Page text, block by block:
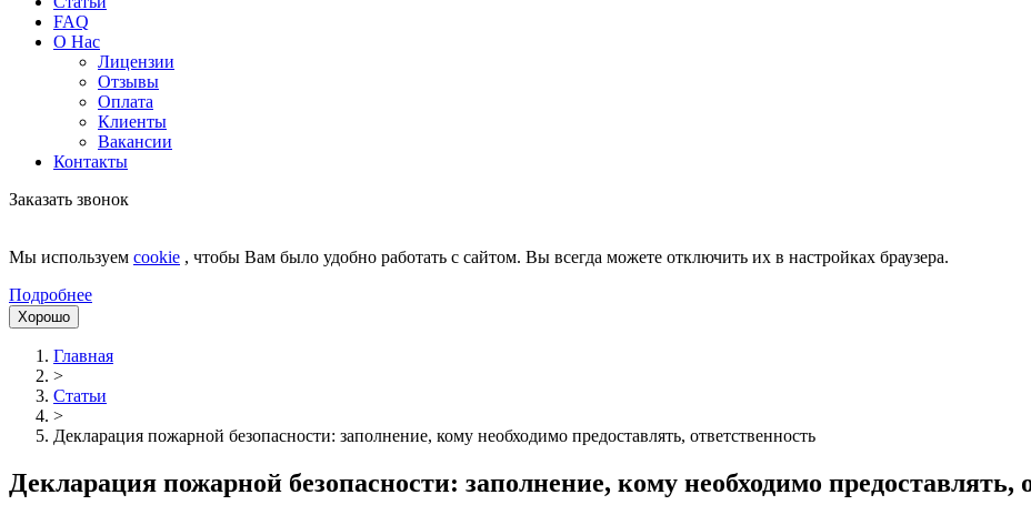
FAQ
О Нас
Лицензии
Отзывы
Оплата
Клиенты
Вакансии
Контакты
Заказать звонок
Мы используем cookie , чтобы Вам было удобно работать с сайтом. Вы всегда можете отключить их в настройках браузера.
Подробнее
Хорошо
Главная
>
Статьи
>
Декларация пожарной безопасности: заполнение, кому необходимо предоставлять, ответственность
Декларация пожарной безопасности: заполнение, кому необходимо предоставлять,